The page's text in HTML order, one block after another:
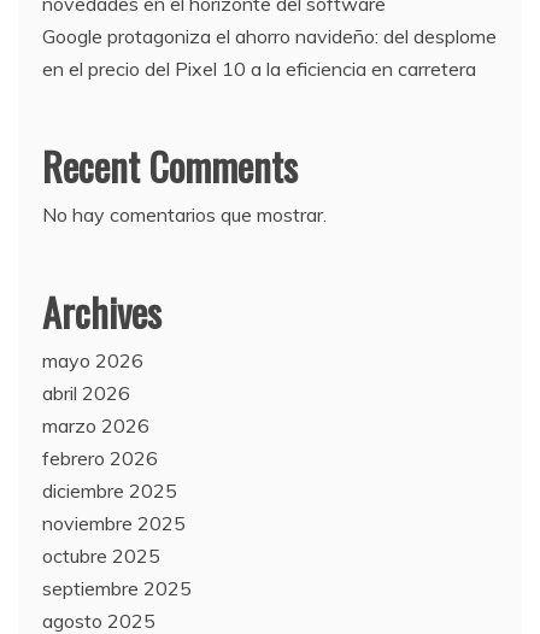
Google protagoniza el ahorro navideño: del desplome
en el precio del Pixel 10 a la eficiencia en carretera
Recent Comments
No hay comentarios que mostrar.
Archives
mayo 2026
abril 2026
marzo 2026
febrero 2026
diciembre 2025
noviembre 2025
octubre 2025
septiembre 2025
agosto 2025